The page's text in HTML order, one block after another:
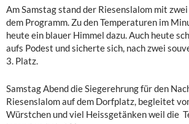
Am Samstag stand der Riesenslalom mit
dem Programm. Zu den Temperaturen im
heute ein blauer Himmel dazu. Auch heute
aufs Podest und sicherte sich, nach zwei
3. Platz.
Samstag Abend die Siegerehrung für den
Riesenslalom auf dem Dorfplatz, begleitet
Würstchen und viel Heissgetänken weil die